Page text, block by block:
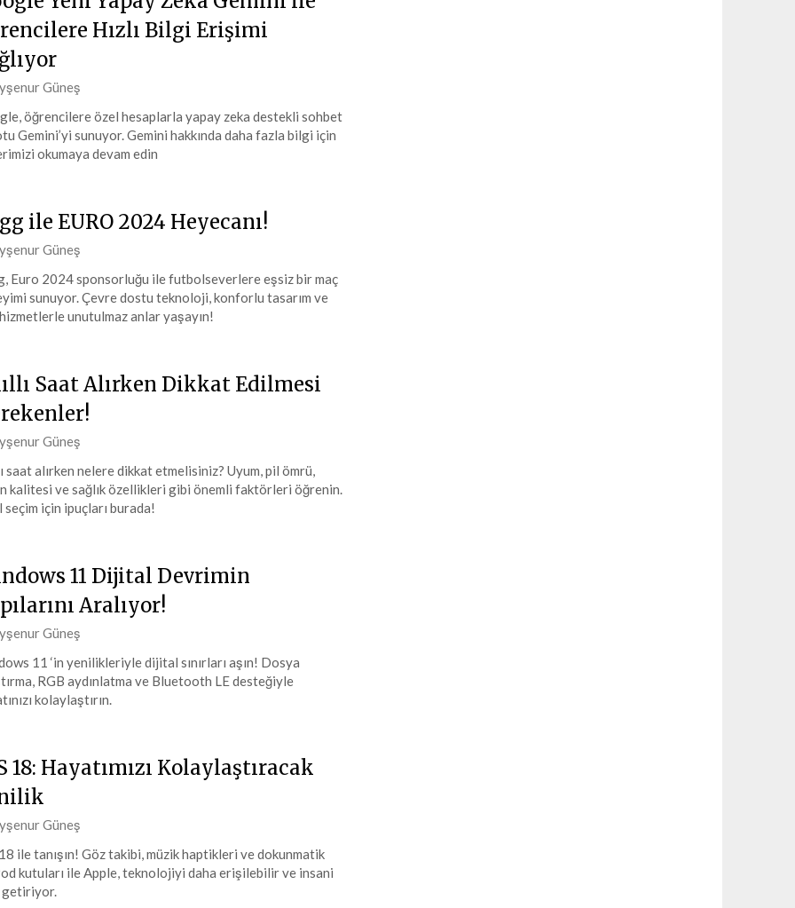
Hızlı Bilgi Erişimi
Güneş
öğrencilere özel hesaplarla yapay zeka destekli sohbet
Gemini’yi sunuyor. Gemini hakkında daha fazla bilgi için
okumaya devam edin
ile EURO 2024 Heyecanı!
Güneş
Euro 2024 sponsorluğu ile futbolseverlere eşsiz bir maç
sunuyor. Çevre dostu teknoloji, konforlu tasarım ve
unutulmaz anlar yaşayın!
Saat Alırken Dikkat Edilmesi
Güneş
saat alırken nelere dikkat etmelisiniz? Uyum, pil ömrü,
kalitesi ve sağlık özellikleri gibi önemli faktörleri öğrenin.
seçim için ipuçları burada!
11 Dijital Devrimin
Aralıyor!
Güneş
11 ‘in yenilikleriyle dijital sınırları aşın! Dosya
RGB aydınlatma ve Bluetooth LE desteğiyle
kolaylaştırın.
18: Hayatımızı Kolaylaştıracak
Güneş
ile tanışın! Göz takibi, müzik haptikleri ve dokunmatik
kutuları ile Apple, teknolojiyi daha erişilebilir ve insani
getiriyor.